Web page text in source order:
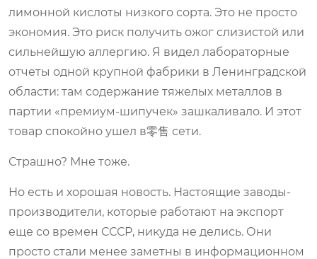
лимонной кислоты низкого сорта. Это не просто
экономия. Это риск получить ожог слизистой или
сильнейшую аллергию. Я видел лабораторные
отчеты одной крупной фабрики в Ленинградской
области: там содержание тяжелых металлов в
партии «премиум-шипучек» зашкаливало. И этот
товар спокойно ушел в零售 сети.
Страшно? Мне тоже.
Но есть и хорошая новость. Настоящие заводы-
производители, которые работают на экспорт
еще со времен СССР, никуда не делись. Они
просто стали менее заметны в информационном